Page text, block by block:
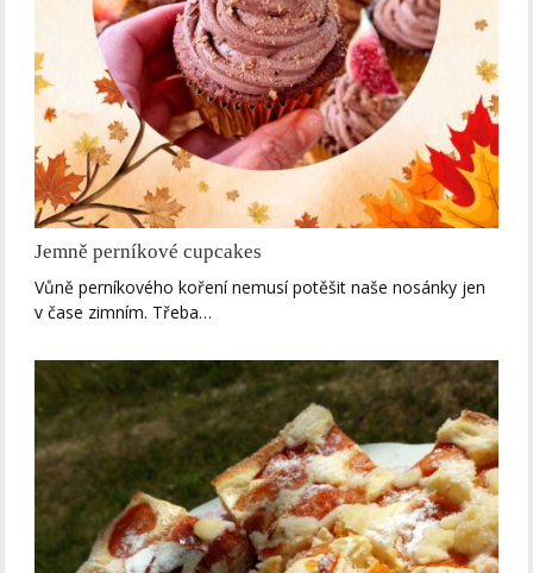
Jemně perníkové cupcakes
Vůně perníkového koření nemusí potěšit naše nosánky jen
v čase zimním. Třeba…